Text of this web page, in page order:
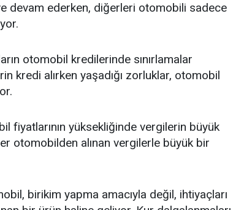
devam ederken, diğerleri otomobili sadece
otomobil kredilerinde sınırlamalar
kredi alırken yaşadığı zorluklar, otomobil
fiyatlarının yüksekliğinde vergilerin büyük
otomobilden alınan vergilerle büyük bir
birikim yapma amacıyla değil, ihtiyaçları